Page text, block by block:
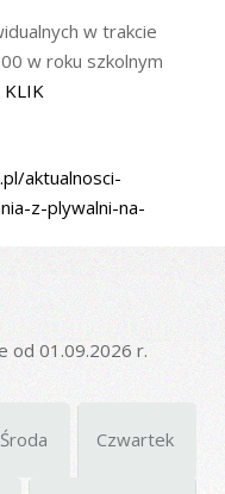
w trakcie
w roku szkolnym
KLIK
aktualnosci-
z-plywalni-na-
od 01.09.2026 r.
Środa Czwartek